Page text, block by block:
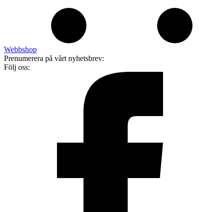
Webbshop
Prenumerera på vårt nyhetsbrev:
Följ oss: